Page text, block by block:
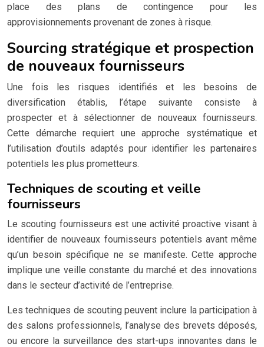
place des plans de contingence pour les
approvisionnements provenant de zones à risque.
Sourcing stratégique et prospection
de nouveaux fournisseurs
Une fois les risques identifiés et les besoins de
diversification établis, l’étape suivante consiste à
prospecter et à sélectionner de nouveaux fournisseurs.
Cette démarche requiert une approche systématique et
l’utilisation d’outils adaptés pour identifier les partenaires
potentiels les plus prometteurs.
Techniques de scouting et veille
fournisseurs
Le scouting fournisseurs est une activité proactive visant à
identifier de nouveaux fournisseurs potentiels avant même
qu’un besoin spécifique ne se manifeste. Cette approche
implique une veille constante du marché et des innovations
dans le secteur d’activité de l’entreprise.
Les techniques de scouting peuvent inclure la participation à
des salons professionnels, l’analyse des brevets déposés,
ou encore la surveillance des start-ups innovantes dans le